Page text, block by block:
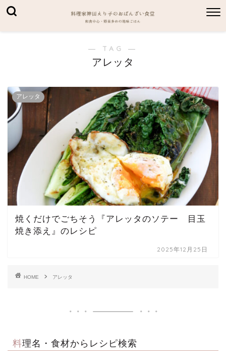
― TAG ―
アレッタ
アレッタ
焼くだけでごちそう『アレッタのソテー 目玉
焼き添え』のレシピ
2025年12月25日
HOME アレッタ
料理名・食材からレシピ検索